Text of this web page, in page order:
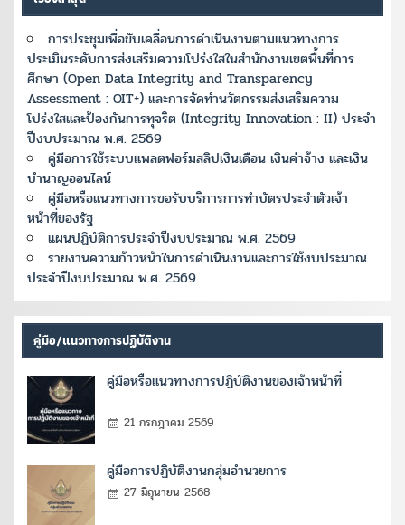
การประชุมเพื่อขับเคลื่อนการดำเนินงานตามแนวทางการ
ประเมินระดับการส่งเสริมความโปร่งใสในสำนักงานเขตพื้นที่การ
ศึกษา (Open Data Integrity and Transparency
Assessment : OIT+) และการจัดทำนวัตกรรมส่งเสริมความ
โปร่งใสและป้องกันการทุจริต (Integrity Innovation : II) ประจำ
ปีงบประมาณ พ.ศ. 2569
คู่มือการใช้ระบบแพลตฟอร์มสลิปเงินเดือน เงินค่าจ้าง และเงิน
บำนาญออนไลน์
คู่มือหรือแนวทางการขอรับบริการการทำบัตรประจำตัวเจ้า
หน้าที่ของรัฐ
แผนปฏิบัติการประจำปีงบประมาณ พ.ศ. 2569
รายงานความก้าวหน้าในการดำเนินงานและการใช้งบประมาณ
ประจำปีงบประมาณ พ.ศ. 2569
คู่มือ/แนวทางการปฏิบัติงาน
คู่มือหรือแนวทางการปฏิบัติงานของเจ้าหน้าที่
21 กรกฎาคม 2569
คู่มือการปฏิบัติงานกลุ่มอำนวยการ
27 มิถุนายน 2568